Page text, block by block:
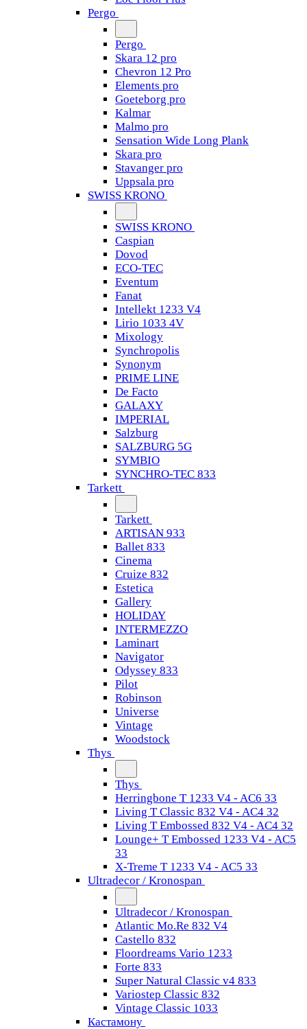
Pergo
Pergo
Skara 12 pro
Chevron 12 Pro
Elements pro
Goeteborg pro
Kalmar
Malmo pro
Sensation Wide Long Plank
Skara pro
Stavanger pro
Uppsala pro
SWISS KRONO
SWISS KRONO
Caspian
Dovod
ECO-TEC
Eventum
Fanat
Intellekt 1233 V4
Lirio 1033 4V
Mixology
Synchropolis
Synonym
PRIME LINE
De Facto
GALAXY
IMPERIAL
Salzburg
SALZBURG 5G
SYMBIO
SYNCHRO-TEC 833
Tarkett
Tarkett
ARTISAN 933
Ballet 833
Cinema
Cruize 832
Estetica
Gallery
HOLIDAY
INTERMEZZO
Laminart
Navigator
Odyssey 833
Pilot
Robinson
Universe
Vintage
Woodstock
Thys
Thys
Herringbone T 1233 V4 - AC6 33
Living T Classic 832 V4 - AC4 32
Living T Embossed 832 V4 - AC4 32
Lounge+ T Embossed 1233 V4 - AC5
33
X-Treme T 1233 V4 - AC5 33
Ultradecor / Kronospan
Ultradecor / Kronospan
Atlantic Mo.Re 832 V4
Castello 832
Floordreams Vario 1233
Forte 833
Super Natural Classic v4 833
Variostep Classic 832
Vintage Classic 1033
Кастамону